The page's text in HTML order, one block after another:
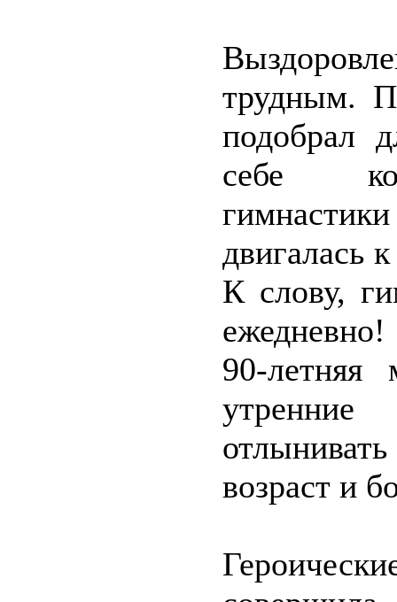
трудным.
подобрал
себе
двигалась
К слову,
90-летняя
возраст и